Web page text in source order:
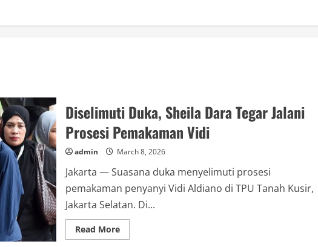
Diselimuti Duka, Sheila Dara Tegar Jalani
Prosesi Pemakaman Vidi
admin March 8, 2026
Jakarta — Suasana duka menyelimuti prosesi
pemakaman penyanyi Vidi Aldiano di TPU Tanah Kusir,
Jakarta Selatan. Di...
Read MoreRead
more